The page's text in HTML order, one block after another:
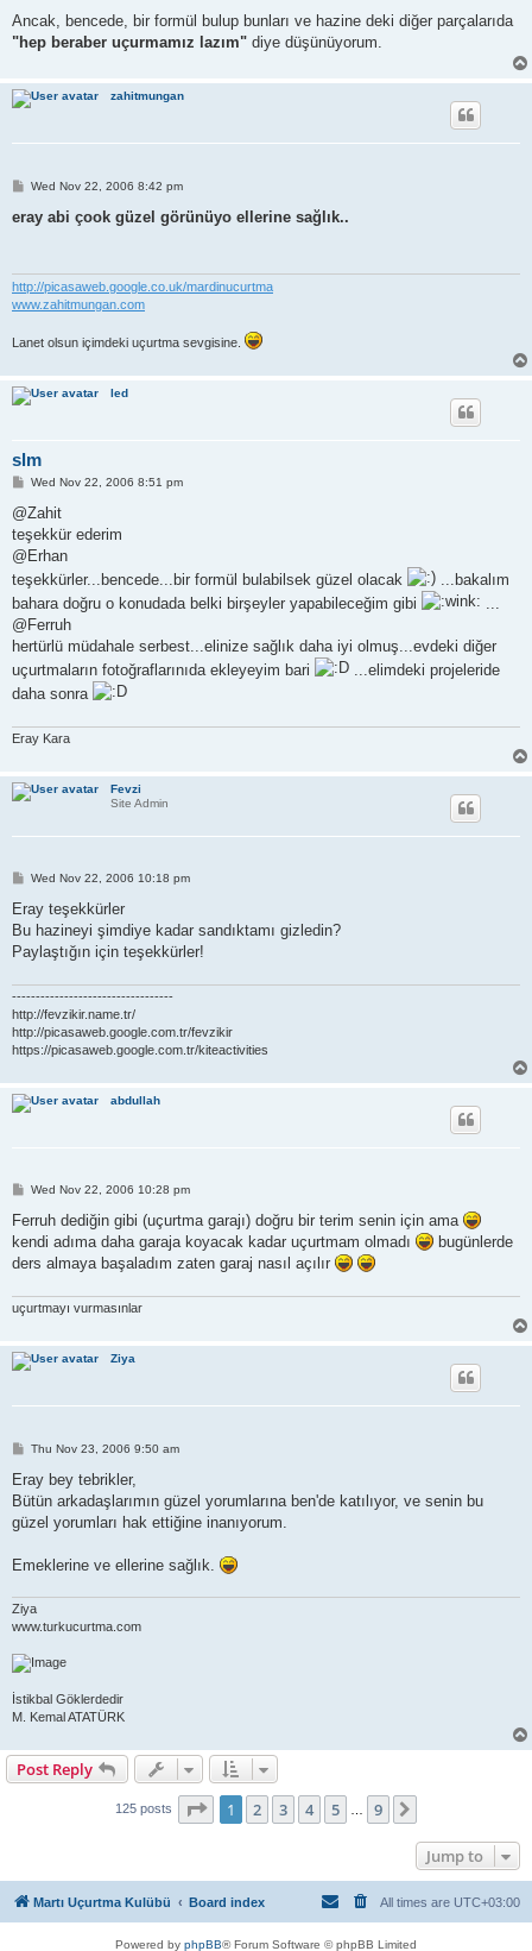
Ancak, bencede, bir formül bulup bunları ve hazine deki diğer parçalarıda
"hep beraber uçurmamız lazım" diye düşünüyorum.
zahitmungan
P
s
Wed Nov 22, 2006 8:42 pm
eray abi çook güzel görünüyo ellerine sağlık..
http://picasaweb.google.co.uk/mardinucurtma
www.zahitmungan.com
Lanet olsun içimdeki uçurtma sevgisine.
led
slm
P
s
Wed Nov 22, 2006 8:51 pm
@Zahit
teşekkür ederim
@Erhan
teşekkürler...bencede...bir formül bulabilsek güzel olacak
...bakalım
bahara doğru o konudada belki birşeyler yapabileceğim gibi
...
@Ferruh
hertürlü müdahale serbest...elinize sağlık daha iyi olmuş...evdeki diğer
uçurtmaların fotoğraflarınıda ekleyeyim bari
...elimdeki projeleride
daha sonra
Eray Kara
Fevzi
Site Admin
P
s
Wed Nov 22, 2006 10:18 pm
Eray teşekkürler
Bu hazineyi şimdiye kadar sandıktamı gizledin?
Paylaştığın için teşekkürler!
----------------------------------
http://fevzikir.name.tr/
http://picasaweb.google.com.tr/fevzikir
https://picasaweb.google.com.tr/kiteactivities
abdullah
P
s
Wed Nov 22, 2006 10:28 pm
Ferruh dediğin gibi (uçurtma garajı) doğru bir terim senin için ama
kendi adıma daha garaja koyacak kadar uçurtmam olmadı
bugünlerde
ders almaya başaladım zaten garaj nasıl açılır
uçurtmayı vurmasınlar
Ziya
P
s
Thu Nov 23, 2006 9:50 am
Eray bey tebrikler,
Bütün arkadaşlarımın güzel yorumlarına ben'de katılıyor, ve senin bu
güzel yorumları hak ettiğine inanıyorum.
Emeklerine ve ellerine sağlık.
Ziya
www.turkucurtma.com
İstikbal Göklerdedir
M. Kemal ATATÜRK
Post Reply
125 posts Page 1of 9
1 2 3 4 5 … 9
Jump to
Martı Uçurtma Kulübü Board index All times are UTC+03:00
Powered by phpBB® Forum Software © phpBB Limited